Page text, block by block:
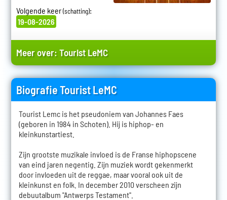
Volgende keer(schatting):
19-08-2026
Meer over:Tourist LeMC
Biografie Tourist LeMC
Tourist Lemc is het pseudoniem van Johannes Faes
(geboren in 1984 in Schoten). Hij is hiphop- en
kleinkunstartiest.
Zijn grootste muzikale invloed is de Franse hiphopscene
van eind jaren negentig. Zijn muziek wordt gekenmerkt
door invloeden uit de reggae, maar vooral ook uit de
kleinkunst en folk. In december 2010 verscheen zijn
debuutalbum "Antwerps Testament".